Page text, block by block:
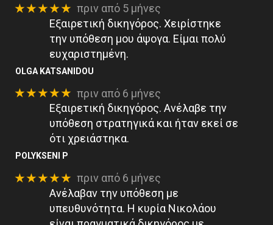
★★★★★ πριν από 5 μήνες
Εξαιρετική δικηγόρος. Χειρίστηκε
την υπόθεση μου άψογα. Είμαι πολύ
ευχαριστημένη.
OLGA KATSANIDOU
★★★★★ πριν από 6 μήνες
Εξαιρετική δικηγόρος. Ανέλαβε την
υπόθεση στρατηγικά και ήταν εκεί σε
ότι χρειάστηκα.
POLYKSENI P
★★★★★ πριν από 6 μήνες
Ανέλαβαν την υπόθεση με
υπευθυνότητα. Η κυρία Νικολάου